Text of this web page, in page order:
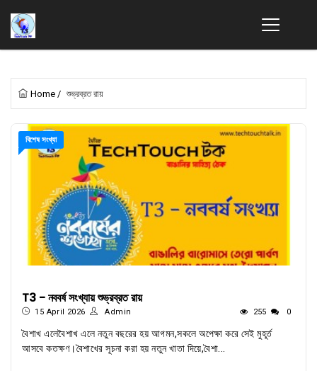
Home / শুভ্রব্রত রায়
বিশেষ সংখ্যা
T3 - নববর্ষ সংখ্যায় শুভ্রব্রত রায়
15 April 2026 Admin 255 0
বৈশাখ এলেবৈশাখ এলে নতুন বছরের হয় আগমন,সকলে অপেক্ষা করে সেই মুহূর্ত
আসবে কতক্ষণ।বৈশাখের সূচনা করা হয় নতুন খাতা দিয়ে,বৈশা...